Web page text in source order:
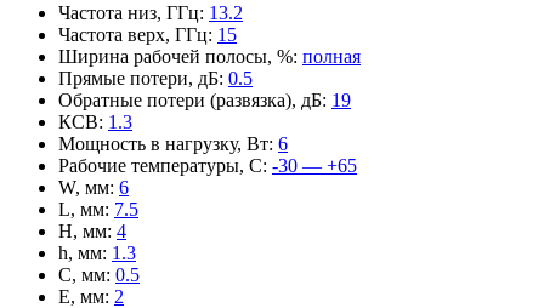
Частота низ, ГГц: 13.2
Частота верх, ГГц: 15
Ширина рабочей полосы, %: полная
Прямые потери, дБ: 0.5
Обратные потери (развязка), дБ: 19
КСВ: 1.3
Мощность в нагрузку, Вт: 6
Рабочие температуры, С: -30 — +65
W, мм: 6
L, мм: 7.5
H, мм: 4
h, мм: 1.3
C, мм: 0.5
E, мм: 2